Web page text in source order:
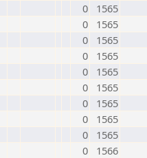
0
1565
0
1565
0
1565
0
1565
0
1565
0
1565
0
1565
0
1565
0
1565
0
1566